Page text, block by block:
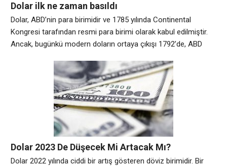
Dolar ilk ne zaman basıldı
Dolar, ABD’nin para birimidir ve 1785 yılında Continental
Kongresi tarafından resmi para birimi olarak kabul edilmiştir.
Ancak, bugünkü modern doların ortaya çıkışı 1792’de, ABD
gerçekleşmiştir. Coinage Act, Amerikan dolarının standart
değerini belirledi ve altın ve gümüş madeni paralarının
damgalandığı yer olan ABD Darphanesi’ni kurdu. Daha önce
kullanılan İspanyol
Dolar 2023 De Düşecek Mi Artacak Mı?
Dolar 2022 yılında ciddi bir artış gösteren döviz birimidir. Bir